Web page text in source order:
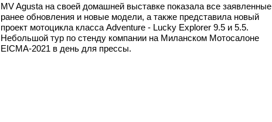
MV Agusta на своей домашней выставке показала все заявленные
ранее обновления и новые модели, а также представила новый
проект мотоцикла класса Adventure - Lucky Explorer 9.5 и 5.5.
Небольшой тур по стенду компании на Миланском Мотосалоне
EICMA-2021 в день для прессы.